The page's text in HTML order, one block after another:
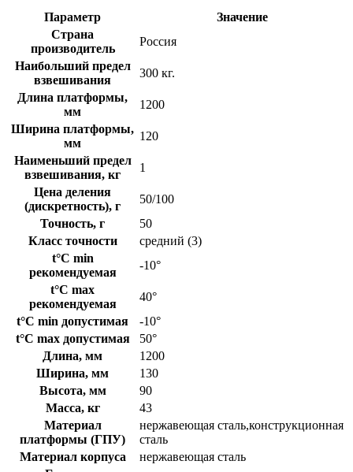
Параметр
Значение
Страна
производитель
Россия
Наибольший предел
взвешивания
300 кг.
Длина платформы,
мм
1200
Ширина платформы,
мм
120
Наименьший предел
взвешивания, кг
1
Цена деления
(дискретность), г
50/100
Точность, г
50
Класс точности
средний (3)
t°C min
рекомендуемая
-10°
t°C max
рекомендуемая
40°
t°C min допустимая
-10°
t°C max допустимая
50°
Длина, мм
1200
Ширина, мм
130
Высота, мм
90
Масса, кг
43
Материал
платформы (ГПУ)
нержавеющая сталь,конструкционная
сталь
Материал корпуса
нержавеющая сталь